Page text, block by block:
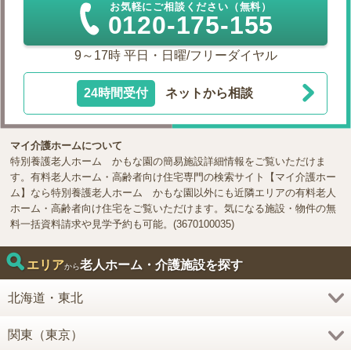
お気軽にご相談ください（無料）
0120-175-155
9～17時 平日・日曜/フリーダイヤル
24時間受付 ネットから相談
マイ介護ホームについて
特別養護老人ホーム かもな園の簡易施設詳細情報をご覧いただけま
す。有料老人ホーム・高齢者向け住宅専門の検索サイト【マイ介護ホー
ム】なら特別養護老人ホーム かもな園以外にも近隣エリアの有料老人
ホーム・高齢者向け住宅をご覧いただけます。気になる施設・物件の無
料一括資料請求や見学予約も可能。(3670100035)
エリアから老人ホーム・介護施設を探す
北海道・東北
関東（東京）